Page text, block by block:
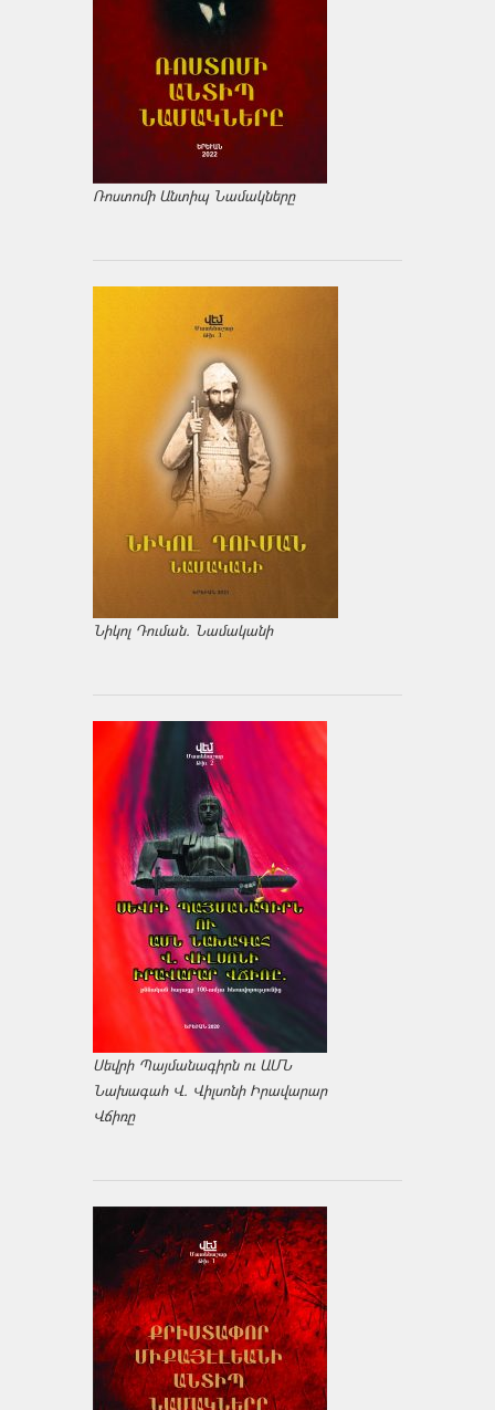
Ռոստոմի Անտիպ Նամակները
Նիկոլ Դուման. Նամականի
Սեվրի Պայմանագիրն ու ԱՄՆ
Նախագահ Վ. Վիլսոնի Իրավարար
Վճիռը